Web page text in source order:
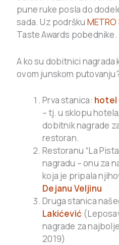
pune ruke posla do
sada. Uz podršku METRO
Taste Awards pobednike.
A ko su dobitnici nagrada
ovom junskom
Prva stanica: hotel
– tj. u sklopu hotela,
dobitnik nagrade
restoran.
Restoranu “La
nagradu – onu za
koja je pripala
Dejanu Veljinu
Druga stanica
Lakićević
nagrade za
2019)